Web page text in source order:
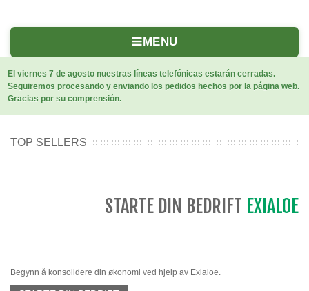
MENU
El viernes 7 de agosto nuestras líneas telefónicas estarán cerradas.
Seguiremos procesando y enviando los pedidos hechos por la página web.
Gracias por su comprensión.
TOP SELLERS
STARTE DIN BEDRIFT EXIALOE
Begynn å konsolidere din økonomi ved hjelp av Exialoe.